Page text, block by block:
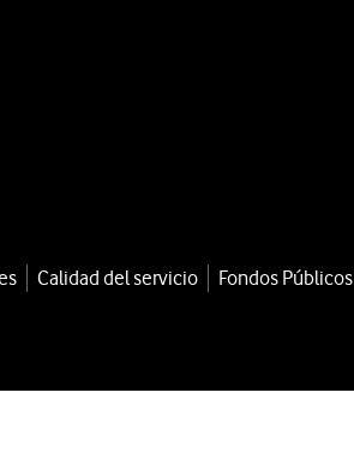
Calidad del servicio Fondos Públicos